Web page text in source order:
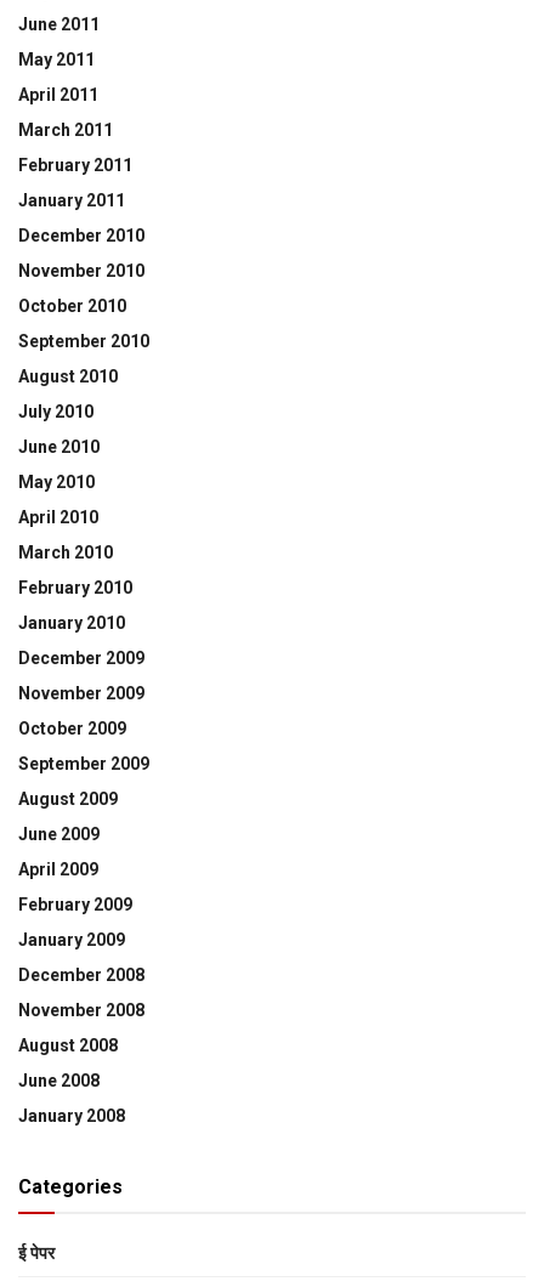
June 2011
May 2011
April 2011
March 2011
February 2011
January 2011
December 2010
November 2010
October 2010
September 2010
August 2010
July 2010
June 2010
May 2010
April 2010
March 2010
February 2010
January 2010
December 2009
November 2009
October 2009
September 2009
August 2009
June 2009
April 2009
February 2009
January 2009
December 2008
November 2008
August 2008
June 2008
January 2008
Categories
ई पेपर